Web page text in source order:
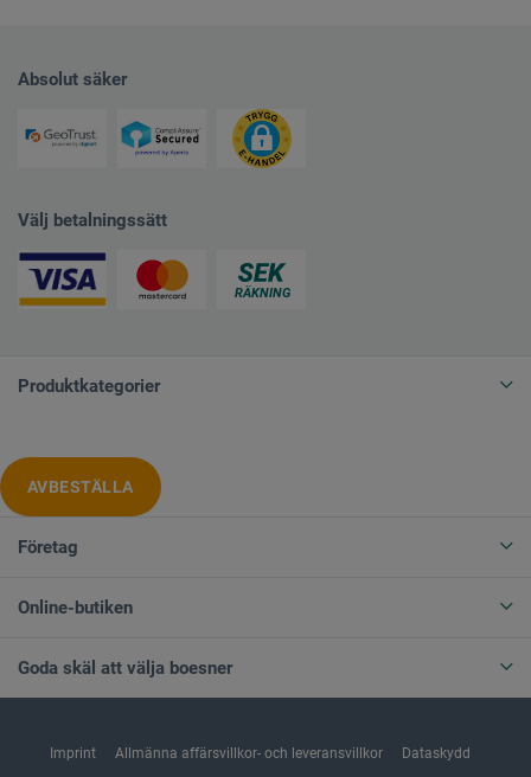
Absolut säker
Välj betalningssätt
Produktkategorier
AVBESTÄLLA
Företag
Online-butiken
Goda skäl att välja boesner
Imprint Allmänna affärsvillkor- och leveransvillkor Dataskydd